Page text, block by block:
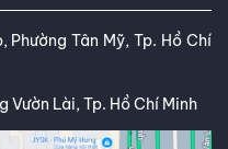
Phường Tân Mỹ, Tp. Hồ Chí
Vườn Lài, Tp. Hồ Chí Minh